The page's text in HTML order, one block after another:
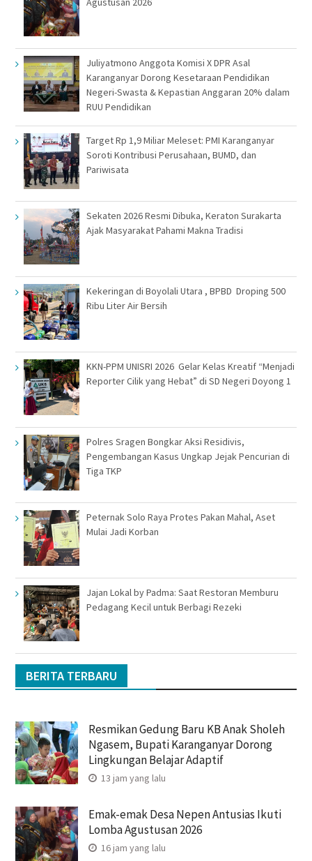
Juliyatmono Anggota Komisi X DPR Asal
Karanganyar Dorong Kesetaraan Pendidikan
Negeri-Swasta & Kepastian Anggaran 20% dalam
RUU Pendidikan
Target Rp 1,9 Miliar Meleset: PMI Karanganyar
Soroti Kontribusi Perusahaan, BUMD, dan
Pariwisata
Sekaten 2026 Resmi Dibuka, Keraton Surakarta
Ajak Masyarakat Pahami Makna Tradisi
Kekeringan di Boyolali Utara , BPBD Droping 500
Ribu Liter Air Bersih
KKN-PPM UNISRI 2026 Gelar Kelas Kreatif “Menjadi
Reporter Cilik yang Hebat” di SD Negeri Doyong 1
Polres Sragen Bongkar Aksi Residivis,
Pengembangan Kasus Ungkap Jejak Pencurian di
Tiga TKP
Peternak Solo Raya Protes Pakan Mahal, Aset
Mulai Jadi Korban
Jajan Lokal by Padma: Saat Restoran Memburu
Pedagang Kecil untuk Berbagi Rezeki
BERITA TERBARU
Resmikan Gedung Baru KB Anak Sholeh
Ngasem, Bupati Karanganyar Dorong
Lingkungan Belajar Adaptif
13 jam yang lalu
Emak-emak Desa Nepen Antusias Ikuti
Lomba Agustusan 2026
16 jam yang lalu